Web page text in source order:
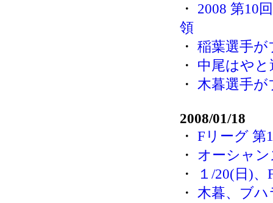
・ 2008 第10
領
・ 稲葉選手
・ 中尾はや
・ 木暮選手
2008/01/18
・ Fリーグ 第
・ オーシャ
・
１/20(日)
・ 木暮、ブ